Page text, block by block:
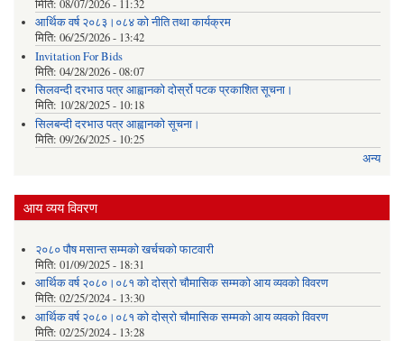
मिति: 08/07/2026 - 11:32
आर्थिक वर्ष २०८३।०८४ को नीति तथा कार्यक्रम
मिति: 06/25/2026 - 13:42
Invitation For Bids
मिति: 04/28/2026 - 08:07
सिलवन्दी दरभाउ पत्र आह्वानको दोर्स्रो पटक प्रकाशित सूचना।
मिति: 10/28/2025 - 10:18
सिलबन्दी दरभाउ पत्र आह्वानको सूचना।
मिति: 09/26/2025 - 10:25
अन्य
आय व्यय विवरण
२०८० पौष मसान्त सम्मको खर्चचको फाटवारी
मिति: 01/09/2025 - 18:31
आर्थिक वर्ष २०८०।०८१ को दोस्रो चौमासिक सम्मको आय व्यवको विवरण
मिति: 02/25/2024 - 13:30
आर्थिक वर्ष २०८०।०८१ को दोस्रो चौमासिक सम्मको आय व्यवको विवरण
मिति: 02/25/2024 - 13:28